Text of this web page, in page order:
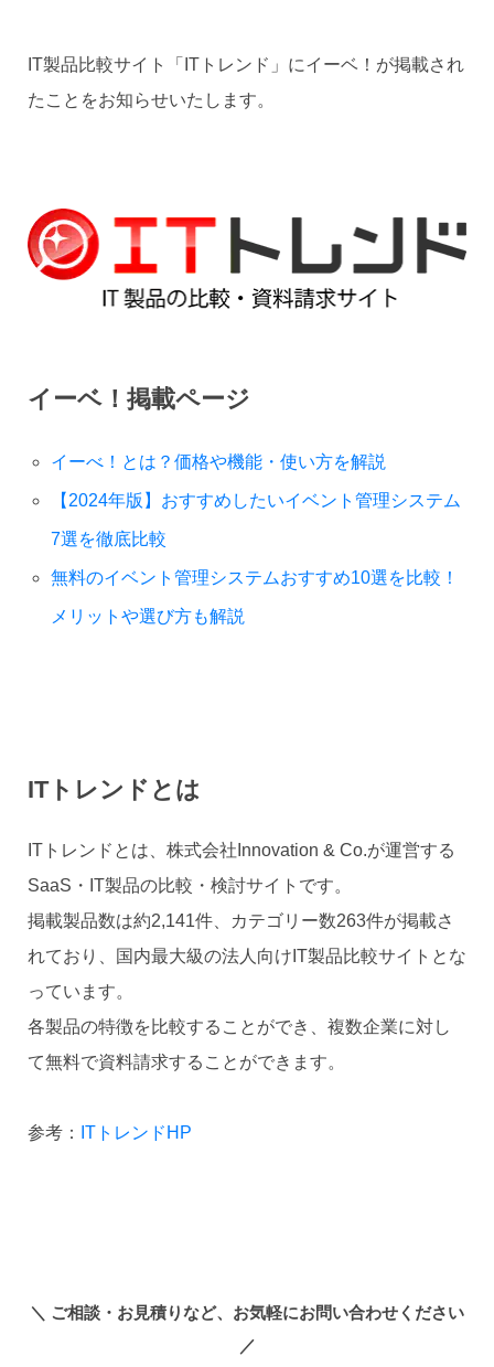
IT製品比較サイト「ITトレンド」にイーベ！が掲載され
たことをお知らせいたします。
イーベ！掲載ページ
イーべ！とは？価格や機能・使い方を解説
【2024年版】おすすめしたいイベント管理システム
7選を徹底比較
無料のイベント管理システムおすすめ10選を比較！
メリットや選び方も解説
ITトレンドとは
ITトレンドとは、株式会社Innovation & Co.が運営する
SaaS・IT製品の比較・検討サイトです。
掲載製品数は約2,141件、カテゴリー数263件が掲載さ
れており、国内最大級の法人向けIT製品比較サイトとな
っています。
各製品の特徴を比較することができ、複数企業に対し
て無料で資料請求することができます。
参考： ITトレンドHP
＼ ご相談・お見積りなど、お気軽にお問い合わせください
／